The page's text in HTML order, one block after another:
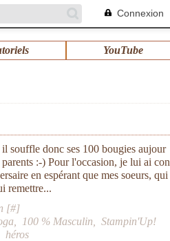
Connexion
YouTube
souffle donc ses 100 bougies aujour
:-) Pour l'occasion, je lui ai con
en espérant que mes soeurs, qui
remettre...
[#]
100 % Masculin ,Stampin'Up!
héros